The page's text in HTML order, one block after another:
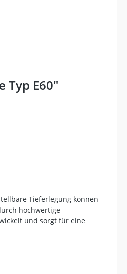
Typ E60"
Tieferlegung können
hochwertige
und sorgt für eine